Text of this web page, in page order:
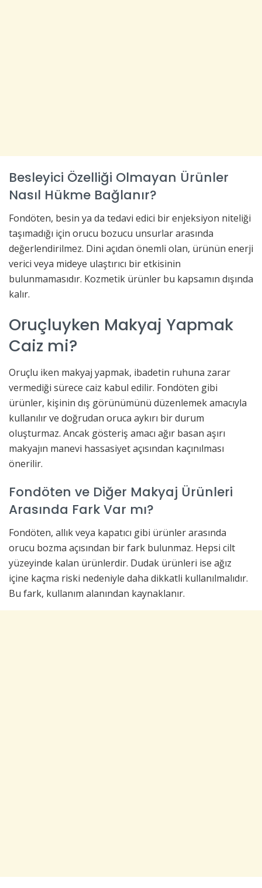
Besleyici Özelliği Olmayan Ürünler
Nasıl Hükme Bağlanır?
Fondöten, besin ya da tedavi edici bir enjeksiyon niteliği
taşımadığı için orucu bozucu unsurlar arasında
değerlendirilmez. Dini açıdan önemli olan, ürünün enerji
verici veya mideye ulaştırıcı bir etkisinin
bulunmamasıdır. Kozmetik ürünler bu kapsamın dışında
kalır.
Oruçluyken Makyaj Yapmak
Caiz mi?
Oruçlu iken makyaj yapmak, ibadetin ruhuna zarar
vermediği sürece caiz kabul edilir. Fondöten gibi
ürünler, kişinin dış görünümünü düzenlemek amacıyla
kullanılır ve doğrudan oruca aykırı bir durum
oluşturmaz. Ancak gösteriş amacı ağır basan aşırı
makyajın manevi hassasiyet açısından kaçınılması
önerilir.
Fondöten ve Diğer Makyaj Ürünleri
Arasında Fark Var mı?
Fondöten, allık veya kapatıcı gibi ürünler arasında
orucu bozma açısından bir fark bulunmaz. Hepsi cilt
yüzeyinde kalan ürünlerdir. Dudak ürünleri ise ağız
içine kaçma riski nedeniyle daha dikkatli kullanılmalıdır.
Bu fark, kullanım alanından kaynaklanır.